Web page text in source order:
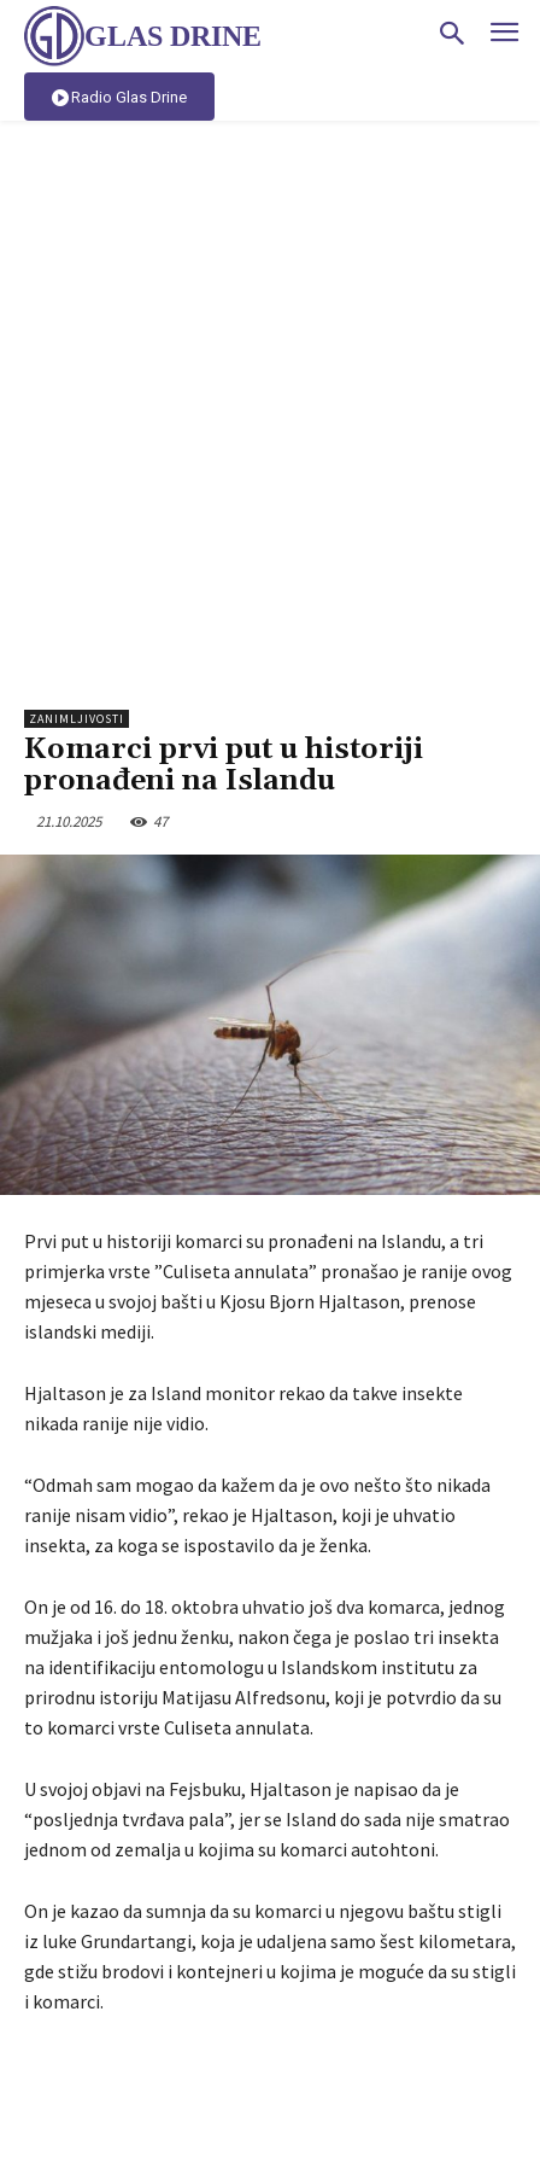
GLAS DRINE
Radio Glas Drine
ZANIMLJIVOSTI
Komarci prvi put u historiji
pronađeni na Islandu
21.10.2025 47
Prvi put u historiji komarci su pronađeni na Islandu, a tri
primjerka vrste ”Culiseta annulata” pronašao je ranije ovog
mjeseca u svojoj bašti u Kjosu Bjorn Hjaltason, prenose
islandski mediji.
Hjaltason je za Island monitor rekao da takve insekte
nikada ranije nije vidio.
“Odmah sam mogao da kažem da je ovo nešto što nikada
ranije nisam vidio”, rekao je Hjaltason, koji je uhvatio
insekta, za koga se ispostavilo da je ženka.
On je od 16. do 18. oktobra uhvatio još dva komarca, jednog
mužjaka i još jednu ženku, nakon čega je poslao tri insekta
na identifikaciju entomologu u Islandskom institutu za
prirodnu istoriju Matijasu Alfredsonu, koji je potvrdio da su
to komarci vrste Culiseta annulata.
U svojoj objavi na Fejsbuku, Hjaltason je napisao da je
“posljednja tvrđava pala”, jer se Island do sada nije smatrao
jednom od zemalja u kojima su komarci autohtoni.
On je kazao da sumnja da su komarci u njegovu baštu stigli
iz luke Grundartangi, koja je udaljena samo šest kilometara,
gde stižu brodovi i kontejneri u kojima je moguće da su stigli
i komarci.